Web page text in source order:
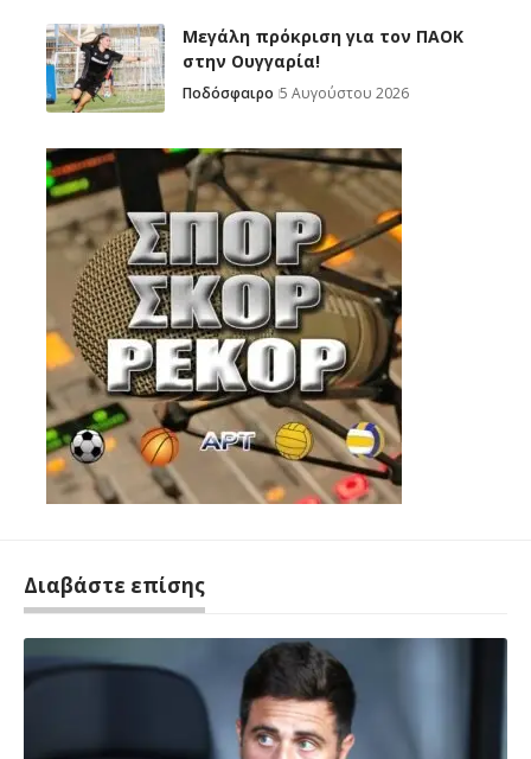
Μεγάλη πρόκριση για τον ΠΑΟΚ
στην Ουγγαρία!
Ποδόσφαιρο 5 Αυγούστου 2026
Διαβάστε επίσης